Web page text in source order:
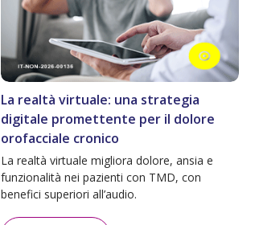
La realtà virtuale: una strategia
digitale promettente per il dolore
orofacciale cronico
La realtà virtuale migliora dolore, ansia e
funzionalità nei pazienti con TMD, con
benefici superiori all’audio.